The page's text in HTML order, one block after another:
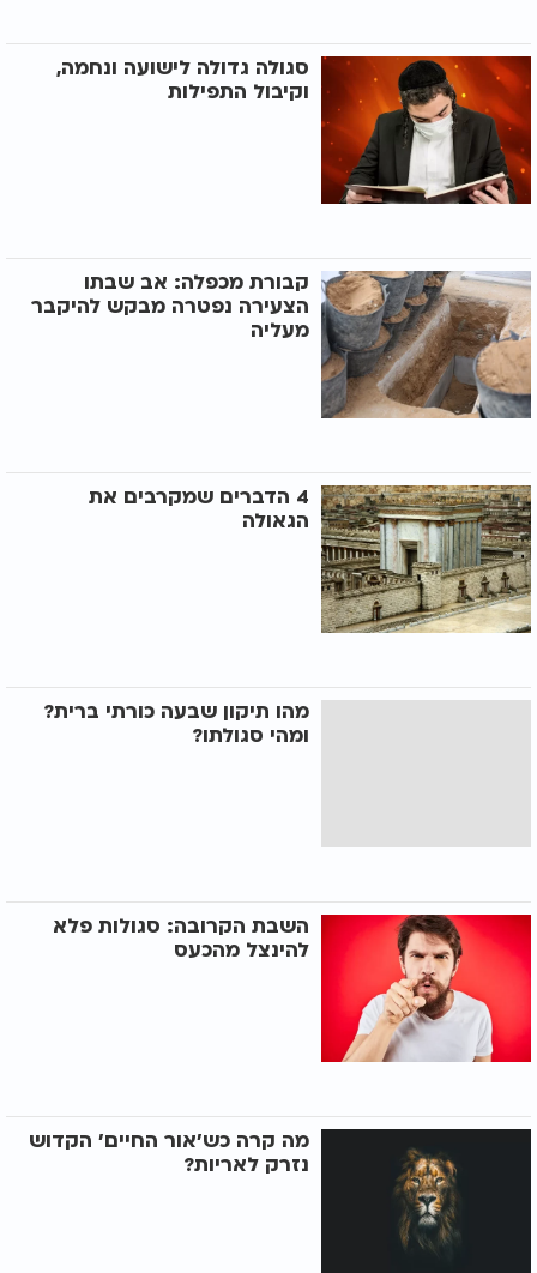
סגולה גדולה לישועה ונחמה,
וקיבול התפילות
קבורת מכפלה: אב שבתו
הצעירה נפטרה מבקש להיקבר
מעליה
4 הדברים שמקרבים את
הגאולה
מהו תיקון שבעה כורתי ברית?
ומהי סגולתו?
השבת הקרובה: סגולות פלא
להינצל מהכעס
מה קרה כש'אור החיים' הקדוש
נזרק לאריות?